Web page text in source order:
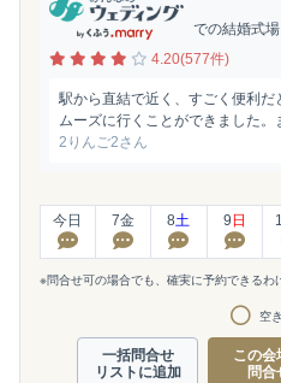
での結婚式
4.20(577件)
駅から直結で近く、すごく便利
ムーズに行くことができました。
2りんご2さん
今日 7金 8土 9 日
※問合せ可の場合でも、確実に予約できるわ
空
一括問合せ
リストに追加
この会
問合